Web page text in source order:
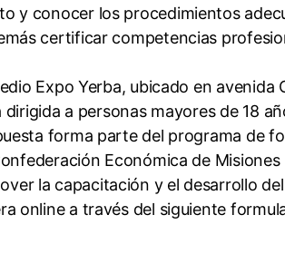
y conocer los procedimientos
certificar competencias
Expo Yerba, ubicado en
a personas mayores de 18
forma parte del programa de
Económica de
la capacitación y el desarrollo
online a través del siguiente